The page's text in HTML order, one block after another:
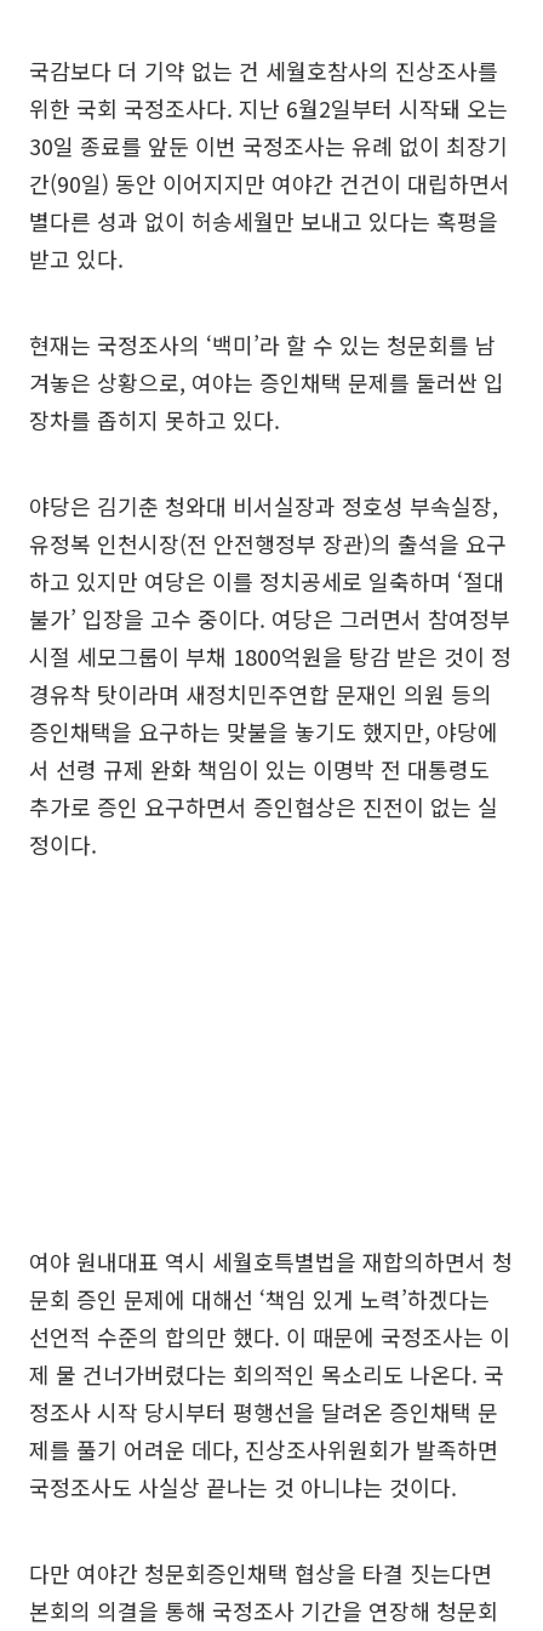
국감보다 더 기약 없는 건 세월호참사의 진상조사를
위한 국회 국정조사다. 지난 6월2일부터 시작돼 오는
30일 종료를 앞둔 이번 국정조사는 유례 없이 최장기
간(90일) 동안 이어지지만 여야간 건건이 대립하면서
별다른 성과 없이 허송세월만 보내고 있다는 혹평을
받고 있다.
현재는 국정조사의 ‘백미’라 할 수 있는 청문회를 남
겨놓은 상황으로, 여야는 증인채택 문제를 둘러싼 입
장차를 좁히지 못하고 있다.
야당은 김기춘 청와대 비서실장과 정호성 부속실장,
유정복 인천시장(전 안전행정부 장관)의 출석을 요구
하고 있지만 여당은 이를 정치공세로 일축하며 ‘절대
불가’ 입장을 고수 중이다. 여당은 그러면서 참여정부
시절 세모그룹이 부채 1800억원을 탕감 받은 것이 정
경유착 탓이라며 새정치민주연합 문재인 의원 등의
증인채택을 요구하는 맞불을 놓기도 했지만, 야당에
서 선령 규제 완화 책임이 있는 이명박 전 대통령도
추가로 증인 요구하면서 증인협상은 진전이 없는 실
정이다.
여야 원내대표 역시 세월호특별법을 재합의하면서 청
문회 증인 문제에 대해선 ‘책임 있게 노력’하겠다는
선언적 수준의 합의만 했다. 이 때문에 국정조사는 이
제 물 건너가버렸다는 회의적인 목소리도 나온다. 국
정조사 시작 당시부터 평행선을 달려온 증인채택 문
제를 풀기 어려운 데다, 진상조사위원회가 발족하면
국정조사도 사실상 끝나는 것 아니냐는 것이다.
다만 여야간 청문회증인채택 협상을 타결 짓는다면
본회의 의결을 통해 국정조사 기간을 연장해 청문회